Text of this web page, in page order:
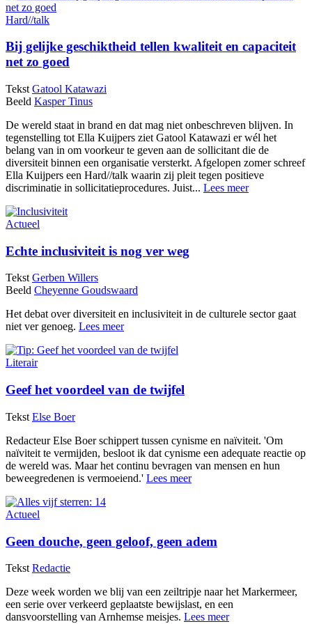
Hard//talk
Bij gelijke geschiktheid tellen kwaliteit en capaciteit
net zo goed
Tekst Gatool Katawazi
Beeld Kasper Tinus
De wereld staat in brand en dat mag niet onbeschreven blijven. In
tegenstelling tot Ella Kuijpers ziet Gatool Katawazi er wél het
belang van in om voorkeur te geven aan de sollicitant die de
diversiteit binnen een organisatie versterkt. Afgelopen zomer schreef
Ella Kuijpers een Hard//talk waarin zij pleit tegen positieve
discriminatie in sollicitatieprocedures. Juist... Lees meer
Actueel
Echte inclusiviteit is nog ver weg
Tekst Gerben Willers
Beeld Cheyenne Goudswaard
Het debat over diversiteit en inclusiviteit in de culturele sector gaat
niet ver genoeg. Lees meer
Literair
Geef het voordeel van de twijfel
Tekst Else Boer
Redacteur Else Boer schippert tussen cynisme en naïviteit. 'Om
naïviteit te vermijden, besloot ik dat cynisme een adequate reactie op
de wereld was. Maar het continu bevragen van mensen en hun
beweegredenen is vermoeiend.' Lees meer
Actueel
Geen douche, geen geloof, geen adem
Tekst Redactie
Deze week worden we blij van een zeiltripje naar het Markermeer,
een serie over verkeerd geplaatste bewijslast, en een
dansvoorstelling van Arnhemse meisjes. Lees meer